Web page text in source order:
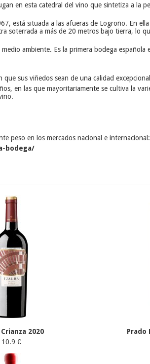
en esta catedral del vino que sintetiza a la
está situada a las afueras de Logroño. En
soterrada a más de 20 metros bajo tierra, lo
ambiente. Es la primera bodega
que sus viñedos sean de una calidad
en las que mayoritariamente se cultiva la
peso en los mercados nacional e
bodega/
2020
10.9 €
Prado